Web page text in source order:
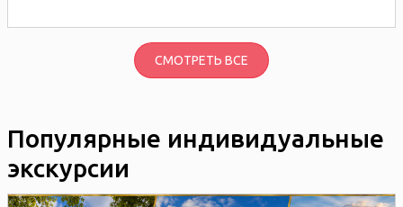
СМОТРЕТЬ ВСЕ
Популярные индивидуальные
экскурсии